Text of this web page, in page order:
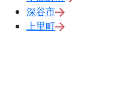
深谷市
上里町